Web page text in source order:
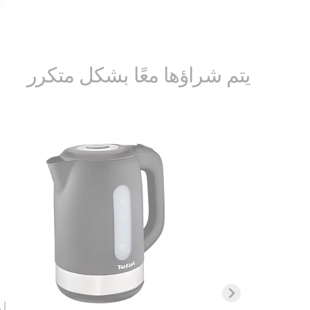
يتم شراؤها معًا بشكل متكرر
إكس بيرت 7.60، مكنسة